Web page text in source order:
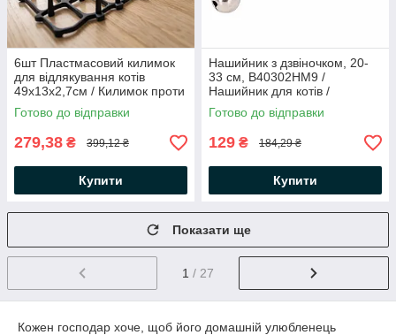
6шт Пластмасовий килимок
для відлякування котів
49х13х2,7см / Килимок проти
котів з шипами
Готово до відправки
279,38 ₴ 399,12 ₴
Купити
Нашийник з дзвіночком, 20-
33 см, B40302HM9 /
Нашийник для котів /
Нашийник водостійкий
Готово до відправки
129 ₴ 184,29 ₴
Купити
Показати ще
1 / 27
Кожен господар хоче, щоб його домашній улюбленець